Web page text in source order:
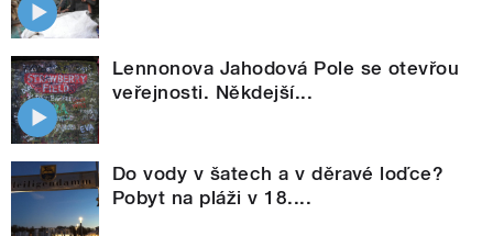
Lennonova Jahodová Pole se otevřou
veřejnosti. Někdejší...
Do vody v šatech a v děravé loďce?
Pobyt na pláži v 18....